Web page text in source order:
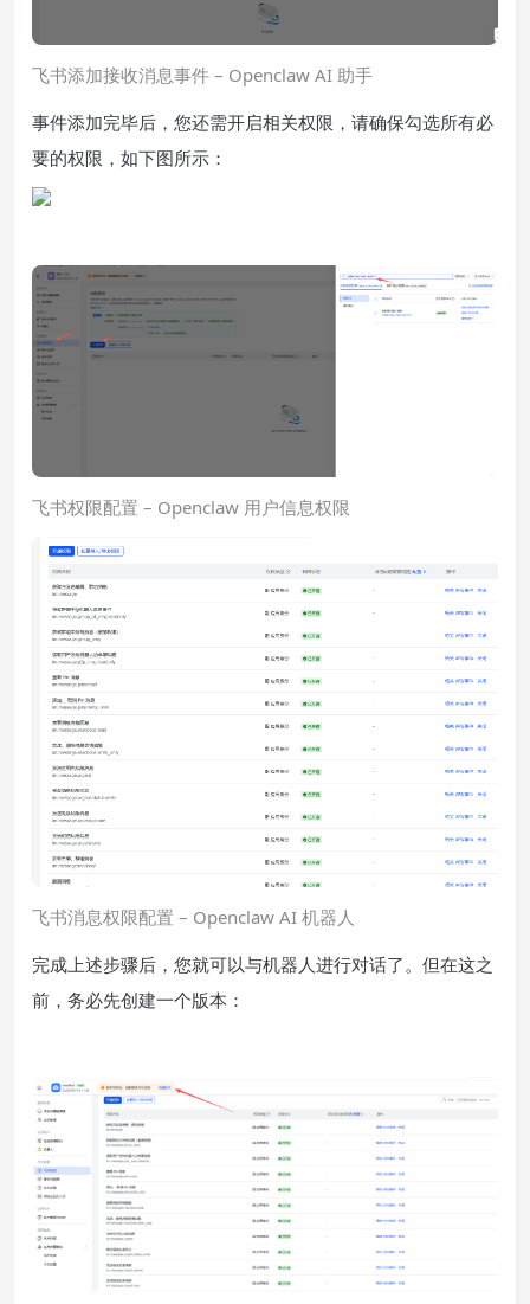
飞书添加接收消息事件 – Openclaw AI 助手
事件添加完毕后，您还需开启相关权限，请确保勾选所有必
要的权限，如下图所示：
飞书权限配置 – Openclaw 用户信息权限
飞书消息权限配置 – Openclaw AI 机器人
完成上述步骤后，您就可以与机器人进行对话了。但在这之
前，务必先创建一个版本：